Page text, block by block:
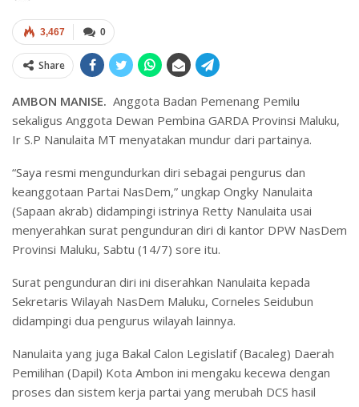
0
3,467
Share
AMBON MANISE. Anggota Badan Pemenang Pemilu
sekaligus Anggota Dewan Pembina GARDA Provinsi Maluku,
Ir S.P Nanulaita MT menyatakan mundur dari partainya.
“Saya resmi mengundurkan diri sebagai pengurus dan
keanggotaan Partai NasDem,” ungkap Ongky Nanulaita
(Sapaan akrab) didampingi istrinya Retty Nanulaita usai
menyerahkan surat pengunduran diri di kantor DPW NasDem
Provinsi Maluku, Sabtu (14/7) sore itu.
Surat pengunduran diri ini diserahkan Nanulaita kepada
Sekretaris Wilayah NasDem Maluku, Corneles Seidubun
didampingi dua pengurus wilayah lainnya.
Nanulaita yang juga Bakal Calon Legislatif (Bacaleg) Daerah
Pemilihan (Dapil) Kota Ambon ini mengaku kecewa dengan
proses dan sistem kerja partai yang merubah DCS hasil